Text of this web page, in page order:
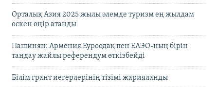
Орталық Азия 2025 жылы әлемде туризм ең жылдам
өскен өңір атанды
Пашинян: Армения Еуроодақ пен ЕАЭО-ның бірін
таңдау жайлы референдум өткізбейді
Білім грант иегерлерінің тізімі жарияланды